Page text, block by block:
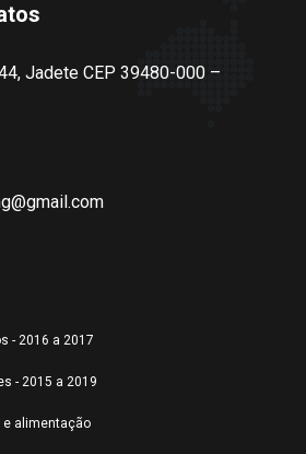
Jadete CEP 39480-000 –
- 2016 a 2017
- 2015 a 2019
e alimentação